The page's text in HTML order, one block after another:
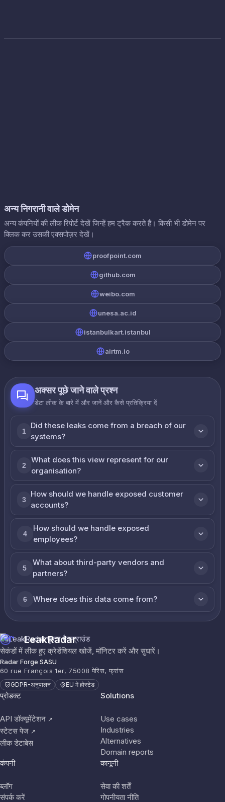
अन्य निगरानी वाले डोमेन
अन्य कंपनियों की लीक रिपोर्ट देखें जिन्हें हम ट्रैक करते हैं। किसी भी डोमेन पर
क्लिक कर उसकी एक्सपोज़र देखें।
proofpoint.com
github.com
weibo.com
unesa.ac.id
istanbulkart.istanbul
airtm.io
अक्सर पूछे जाने वाले प्रश्न
डेटा लीक के बारे में और जानें और कैसे प्रतिक्रिया दें
1
Did these leaks come from a breach of our
systems?
2
What does this view represent for our
organisation?
3
How should we handle exposed customer
accounts?
4
How should we handle exposed
employees?
5
What about third-party vendors and
partners?
6 Where does this data come from?
LeakRadar
सेकंडों में लीक हुए क्रेडेंशियल खोजें, मॉनिटर करें और सुधारें।
Radar Forge SASU
60 rue François 1er, 75008 पेरिस, फ्रांस
GDPR-अनुपालन EU में होस्टेड
प्रोडक्ट
API डॉक्यूमेंटेशन ↗
स्टेटस पेज ↗
लीक डेटाबेस
Solutions
Use cases
Industries
Alternatives
Domain reports
कंपनी
ब्लॉग
संपर्क करें
कानूनी
सेवा की शर्तें
गोपनीयता नीति